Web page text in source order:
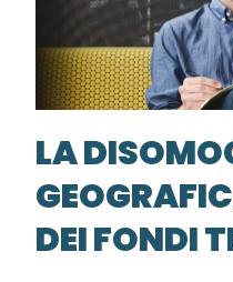
LA
DEI FONDI